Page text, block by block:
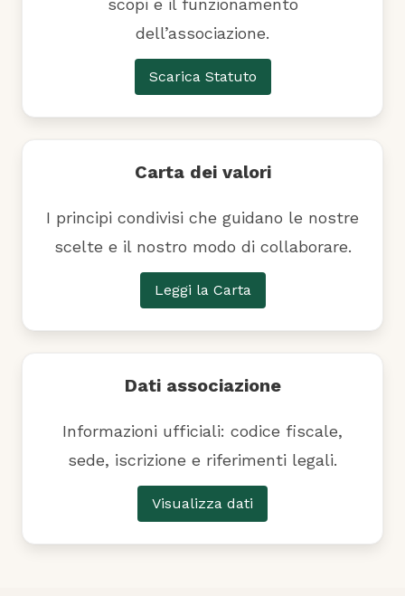
scopi e il funzionamento
dell’associazione.
Scarica Statuto
Carta dei valori
I principi condivisi che guidano le nostre
scelte e il nostro modo di collaborare.
Leggi la Carta
Dati associazione
Informazioni ufficiali: codice fiscale,
sede, iscrizione e riferimenti legali.
Visualizza dati